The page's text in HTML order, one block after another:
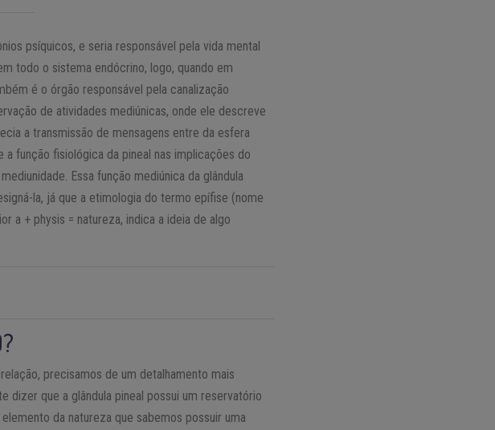
psíquicos, e seria responsável pela vida mental
todo o sistema endócrino, logo, quando em
é o órgão responsável pela canalização
de atividades mediúnicas, onde ele descreve
a transmissão de mensagens entre da esfera
a função fisiológica da pineal nas implicações do
Essa função mediúnica da glândula
la, já que a etimologia do termo epífise (nome
a + physis = natureza, indica a ideia de algo
precisamos de um detalhamento mais
dizer que a glândula pineal possui um reservatório
da natureza que sabemos possuir uma